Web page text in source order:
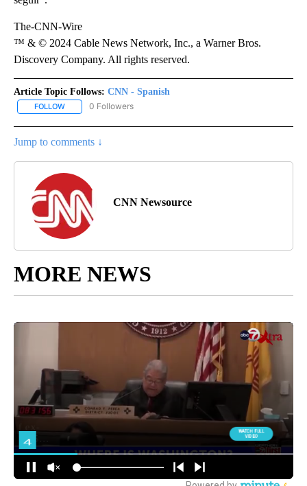
The-CNN-Wire
™ & © 2024 Cable News Network, Inc., a Warner Bros.
Discovery Company. All rights reserved.
Article Topic Follows: CNN - Spanish
FOLLOW FOLLOW "CNN - SPANISH" TO RECEIVE NOTIFICATIONS ABOUT
0 Followers
Jump to comments ↓
CNN Newsource
MORE NEWS